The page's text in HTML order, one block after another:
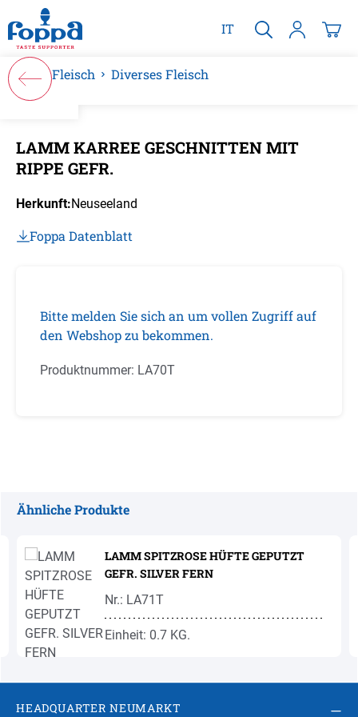
springen
IT
Fleisch Diverses Fleisch
LAMM KARREE GESCHNITTEN MIT
RIPPE GEFR.
Herkunft:Neuseeland
Foppa Datenblatt
Bitte melden Sie sich an um vollen Zugriff auf
den Webshop zu bekommen.
Produktnummer: LA70T
Ähnliche Produkte
LAMM SPITZROSE HÜFTE GEPUTZT
GEFR. SILVER FERN
Nr.: LA71T
Einheit: 0.7 KG.
HEADQUARTER NEUMARKT